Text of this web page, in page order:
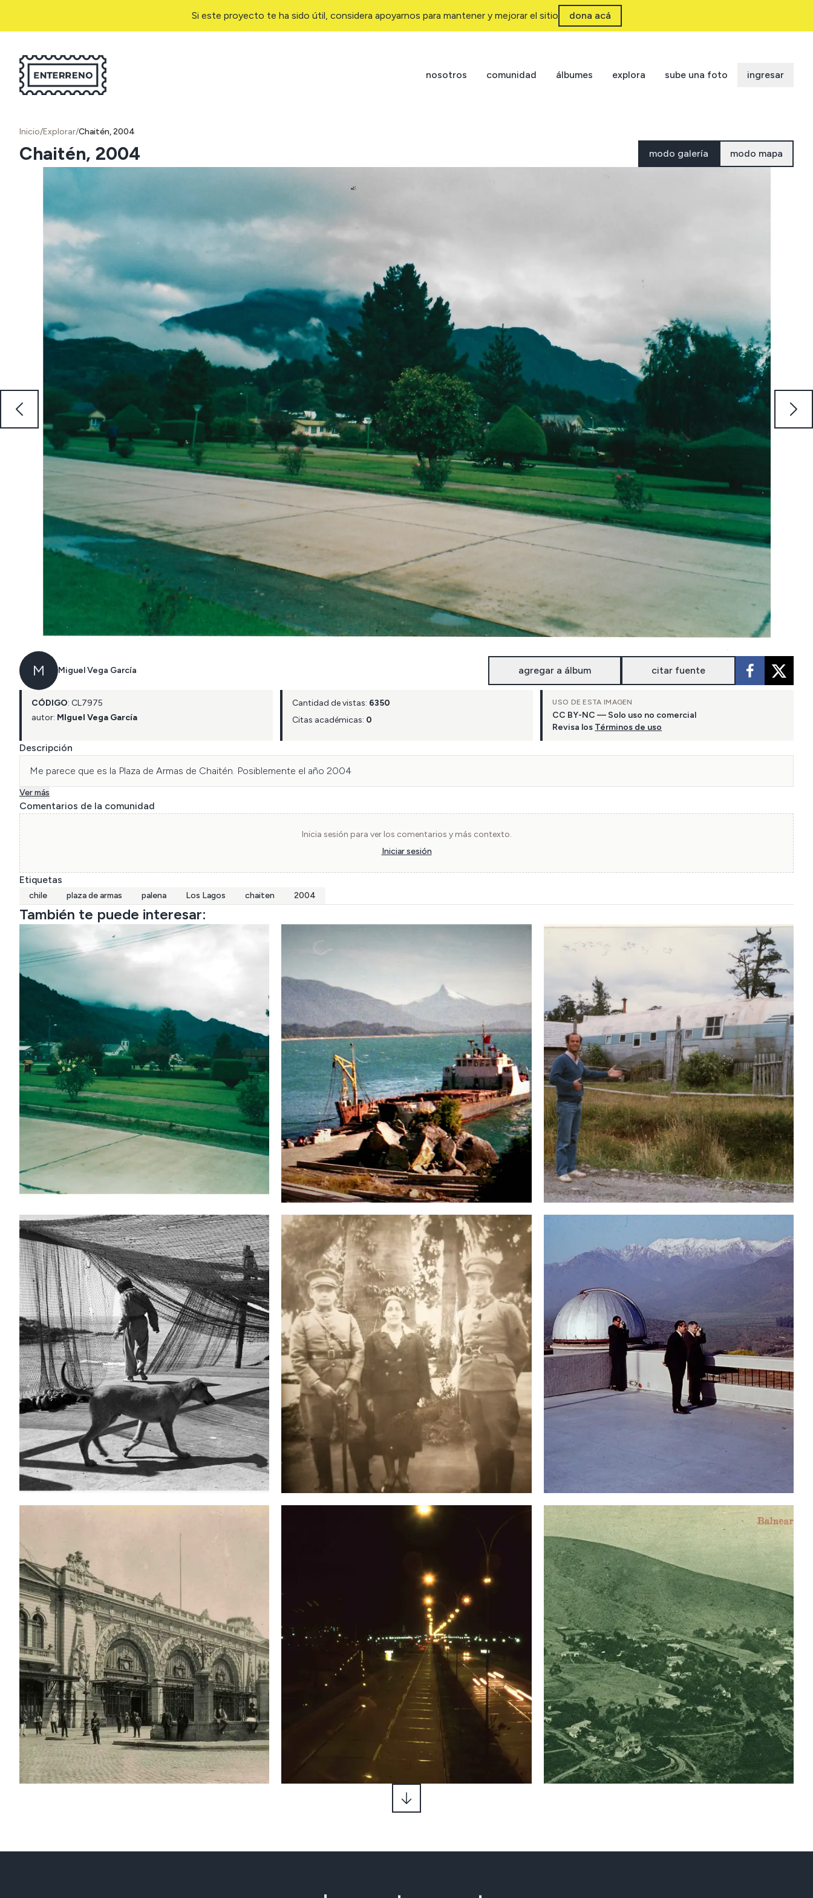
Si este proyecto te ha sido útil, considera apoyarnos para mantener y mejorar el sitio dona acá
nosotros comunidad álbumes explora sube una foto ingresar
Inicio/Explorar/Chaitén, 2004
Chaitén, 2004 modo galería modo mapa
M Miguel Vega García agregar a álbum citar fuente
CÓDIGO: CL7975
autor: MIguel Vega García
Cantidad de vistas: 6350
Citas académicas: 0
USO DE ESTA IMAGEN
CC BY-NC — Solo uso no comercial
Revisa los Términos de uso
Descripción
Me parece que es la Plaza de Armas de Chaitén. Posiblemente el año 2004
Ver más
Comentarios de la comunidad
Inicia sesión para ver los comentarios y más contexto.
Iniciar sesión
Etiquetas
chile plaza de armas palena Los Lagos chaiten 2004
También te puede interesar: